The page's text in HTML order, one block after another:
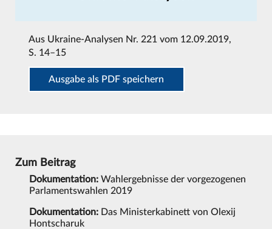
Aus Ukraine-Analysen Nr. 221 vom 12.09.2019,
S. 14–15
Ausgabe als PDF speichern
Zum Beitrag
Dokumentation: Wahlergebnisse der vorgezogenen
Parlamentswahlen 2019
Dokumentation: Das Ministerkabinett von Olexij
Hontscharuk